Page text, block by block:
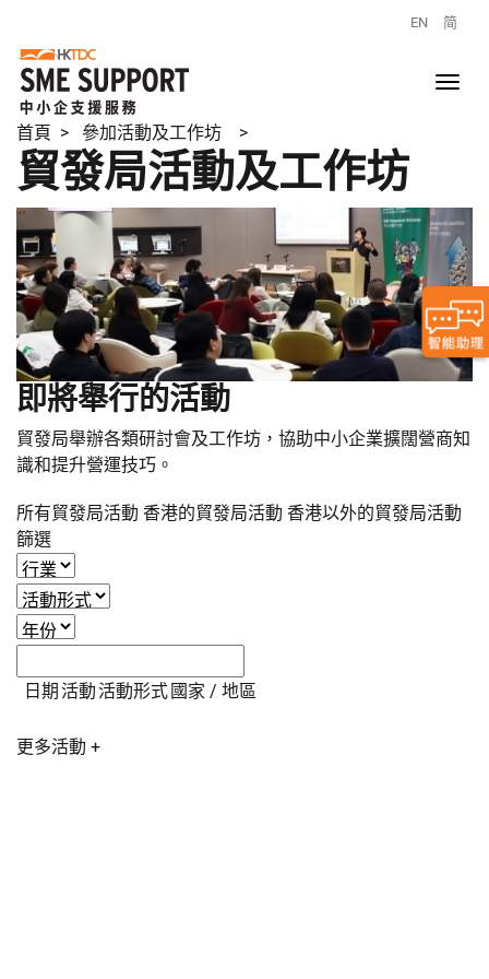
EN 简
首頁 > 參加活動及工作坊 >
貿發局活動及工作坊
即將舉行的活動
貿發局舉辦各類研討會及工作坊，協助中小企業擴闊營商知
識和提升營運技巧。
所有貿發局活動 香港的貿發局活動 香港以外的貿發局活動
篩選
日期 活動活動形式 國家 / 地區
更多活動 +